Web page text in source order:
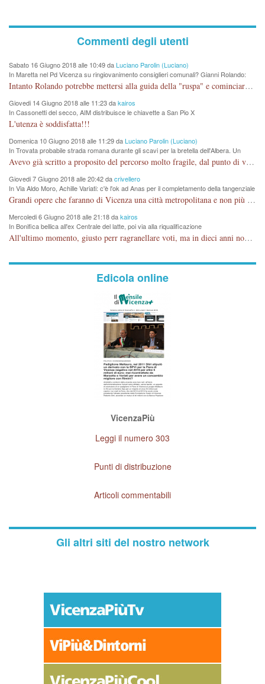
Commenti degli utenti
Sabato 16 Giugno 2018 alle 10:49 daLuciano Parolin (Luciano)
In Maretta nel Pd Vicenza su ringiovanimento consiglieri comunali? Gianni Rolando:
"non mi dimetto". Angelo Tonello: "va bene così"
Intanto Rolando potrebbe mettersi alla guida della "ruspa" e cominciare a scavare l'acqua alle Maddalene, con tanti Auguri di Acque Vicentine, magari deviando il percorso della Bretella. Amen.
Giovedi 14 Giugno 2018 alle 11:23 dakairos
In Cassonetti del secco, AIM distribuisce le chiavette a San Pio X
L'utenza è soddisfatta!!!
Domenica 10 Giugno 2018 alle 11:29 daLuciano Parolin (Luciano)
In Trovata probabile strada romana durante gli scavi per la bretella dell'Albera. Un
nuovo stop?
Avevo già scritto a proposito del percorso molto fragile, dal punto di vista archeologico. La zona è sicuramente ricca di testimonianze religiose, con insediamenti abitativi, vedi l'acquedotto romano di Lobbia. Spero, che risorgive della Seriola, non subiscano danni.
Giovedi 7 Giugno 2018 alle 20:42 dacrivellero
In Via Aldo Moro, Achille Variati: c'è l'ok ad Anas per il completamento della tangenziale
Grandi opere che faranno di Vicenza una città metropolitana e non più provinciale soffocata dal rumore dal traffico e smog concentrato in 6 vie cittadine. complimenti
Mercoledi 6 Giugno 2018 alle 21:18 dakairos
In Bonifica bellica all'ex Centrale del latte, poi via alla riqualificazione
All'ultimo momento, giusto perr ragranellare voti, ma in dieci anni non si poteva fare prima?
Edicola online
VicenzaPiù
Leggi il numero 303
Punti di distribuzione
Articoli commentabili
Gli altri siti del nostro network